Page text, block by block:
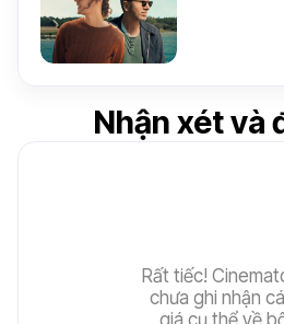
Nhận xét và
Rất tiếc!
chưa ghi nhận
giá cụ thể về